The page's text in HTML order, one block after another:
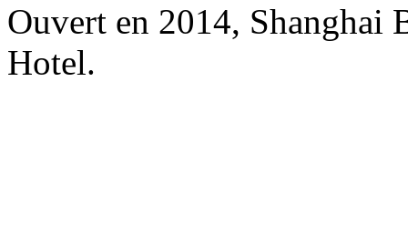
Ouvert en 2014, Shanghai
Hotel.